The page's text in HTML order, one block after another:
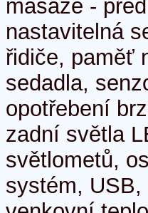
masáže -
nastavitelná
řidiče, paměť
sedadla,
opotřebení
zadní světla
světlometů,
systém,